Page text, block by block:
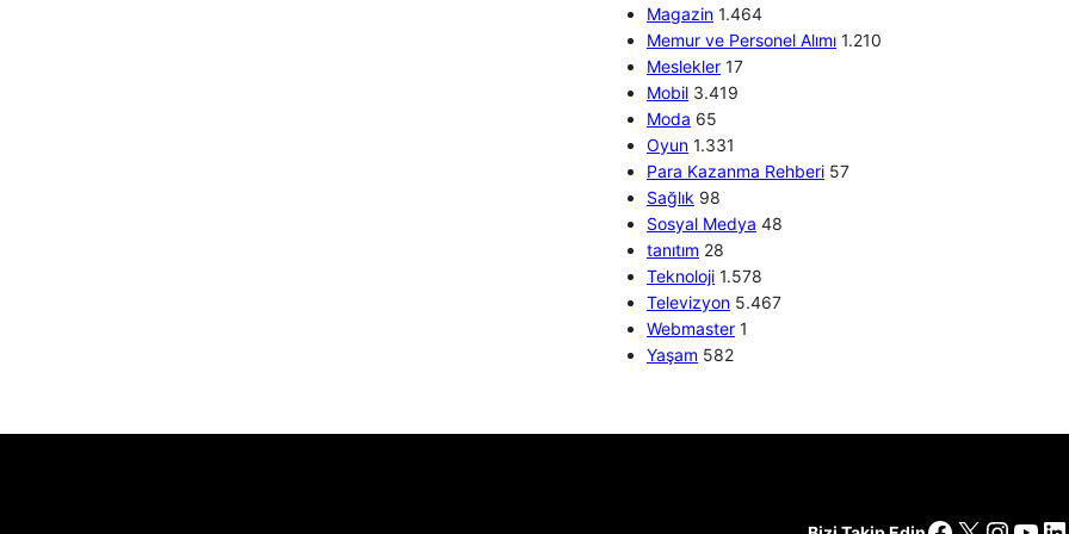
Magazin 1.464
Memur ve Personel Alımı 1.210
Meslekler 17
Mobil 3.419
Moda 65
Oyun 1.331
Para Kazanma Rehberi 57
Sağlık 98
Sosyal Medya 48
tanıtım 28
Teknoloji 1.578
Televizyon 5.467
Webmaster 1
Yaşam 582